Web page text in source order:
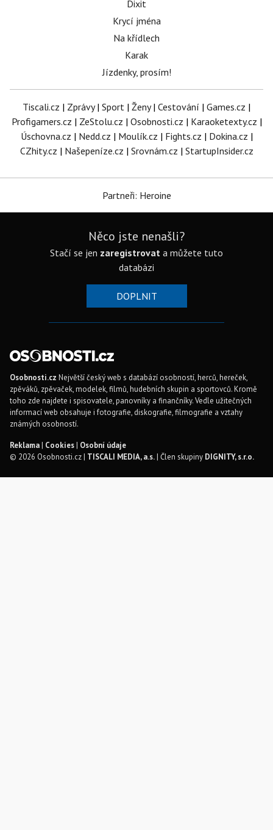
Dixit
Krycí jména
Na křídlech
Karak
Jízdenky, prosím!
Tiscali.cz | Zprávy| Sport | Ženy| Cestování | Games.cz |
Profigamers.cz | ZeStolu.cz | Osobnosti.cz | Karaoketexty.cz |
Úschovna.cz | Nedd.cz | Moulík.cz | Fights.cz | Dokina.cz |
CZhity.cz | Našepeníze.cz | Srovnám.cz | StartupInsider.cz
Partneři: Heroine
Něco jste nenašli?
Stačí se jen zaregistrovat a můžete tuto
databázi
DOPLNIT
Osobnosti.cz Největší český web s databází osobností, herců, hereček,
zpěváků, zpěvaček, modelek, filmů, hudebních skupin a sportovců. Kromě
toho zde najdete i spisovatele, panovníky a finančníky. Vedle užitečných
informací web obsahuje i fotografie, diskografie, filmografie a vztahy
známých osobností.
Reklama| Cookies| Osobní údaje
© 2026 Osobnosti.cz | TISCALI MEDIA, a.s.| Člen skupiny DIGNITY, s.r.o.